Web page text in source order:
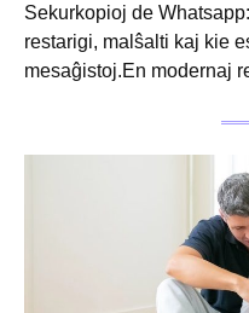
Sekurkopioj de
restarigi, malŝalti kaj kie
mesaĝistoj.En modernaj